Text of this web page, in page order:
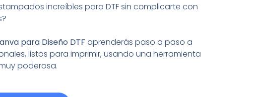
increíbles para DTF sin complicarte con
para Diseño DTF aprenderás paso a paso a
listos para imprimir, usando una herramienta
poderosa.